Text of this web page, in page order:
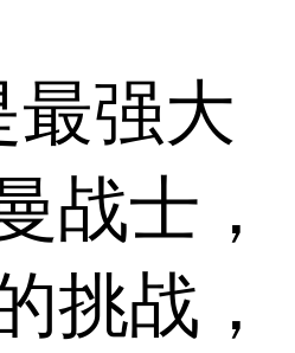
最强大
战士，
挑战，